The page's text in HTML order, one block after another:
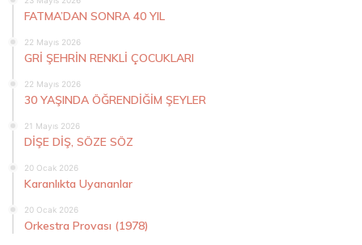
FATMA’DAN SONRA 40 YIL
22 Mayıs 2026
GRİ ŞEHRİN RENKLİ ÇOCUKLARI
22 Mayıs 2026
30 YAŞINDA ÖĞRENDİĞİM ŞEYLER
21 Mayıs 2026
DİŞE DİŞ, SÖZE SÖZ
20 Ocak 2026
Karanlıkta Uyananlar
20 Ocak 2026
Orkestra Provası (1978)